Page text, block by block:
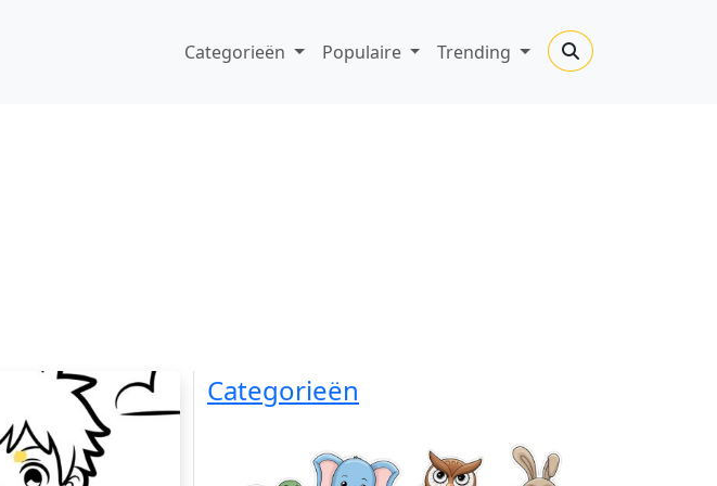
Categorieën Populaire Trending
Categorieën